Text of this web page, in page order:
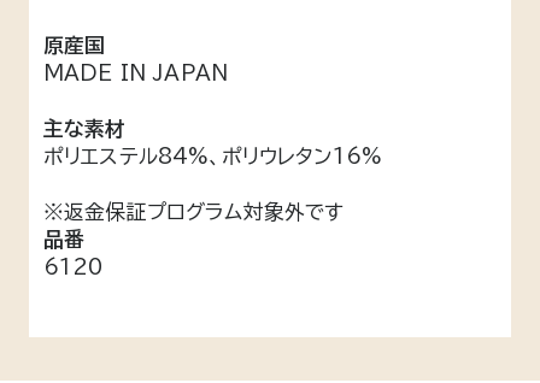
原産国
MADE IN JAPAN
主な素材
ポリエステル84%、ポリウレタン16%
※返金保証プログラム対象外です
品番
6120